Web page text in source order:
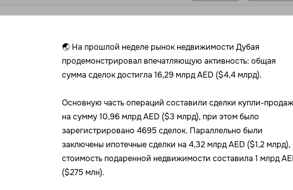
🌏 На прошлой неделе рынок недвижимости Дубая
продемонстрировал впечатляющую активность: общая
сумма сделок достигла 16,29 млрд AED ($4,4 млрд).
Основную часть операций составили сделки купли-
на сумму 10,96 млрд AED ($3 млрд), при этом было
зарегистрировано 4695 сделок. Параллельно были
заключены ипотечные сделки на 4,32 млрд AED ($1,2 млрд),
стоимость подаренной недвижимости составила 1 млрд
($275 млн).